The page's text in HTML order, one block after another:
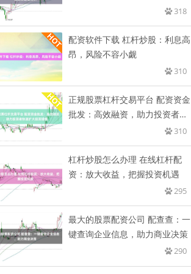
318
配资软件下载 杠杆炒股：利息高
昂，风险不容小觑
310
正规股票杠杆交易平台 配资资金
批发：高效融资，助力投资者快
310
杠杆炒股怎么办理 在线杠杆配
资：放大收益，把握投资机遇
295
最大的股票配资公司 配查查：一
键查询企业信息，助力商业决策
290